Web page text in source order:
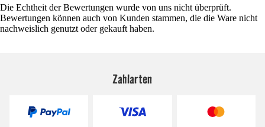
Die Echtheit der Bewertungen wurde von uns nicht überprüft.
Bewertungen können auch von Kunden stammen, die die Ware nicht
nachweislich genutzt oder gekauft haben.
Zahlarten